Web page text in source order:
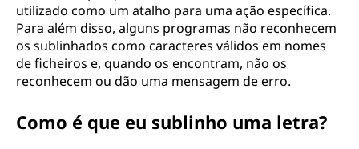
utilizado como um atalho para uma ação específica.
Para além disso, alguns programas não reconhecem
os sublinhados como caracteres válidos em nomes
de ficheiros e, quando os encontram, não os
reconhecem ou dão uma mensagem de erro.
Como é que eu sublinho uma letra?